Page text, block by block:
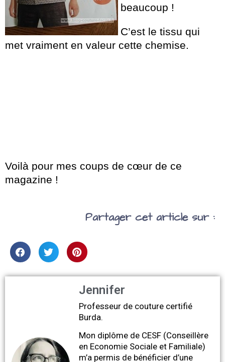
beaucoup !
C’est le tissu qui
met vraiment en valeur cette chemise.
Voilà pour mes coups de cœur de ce
magazine !
Partager cet article sur :
Jennifer
Professeur de couture certifié
Burda.
Mon diplôme de CESF (Conseillère
en Economie Sociale et Familiale)
m’a permis de bénéficier d’une